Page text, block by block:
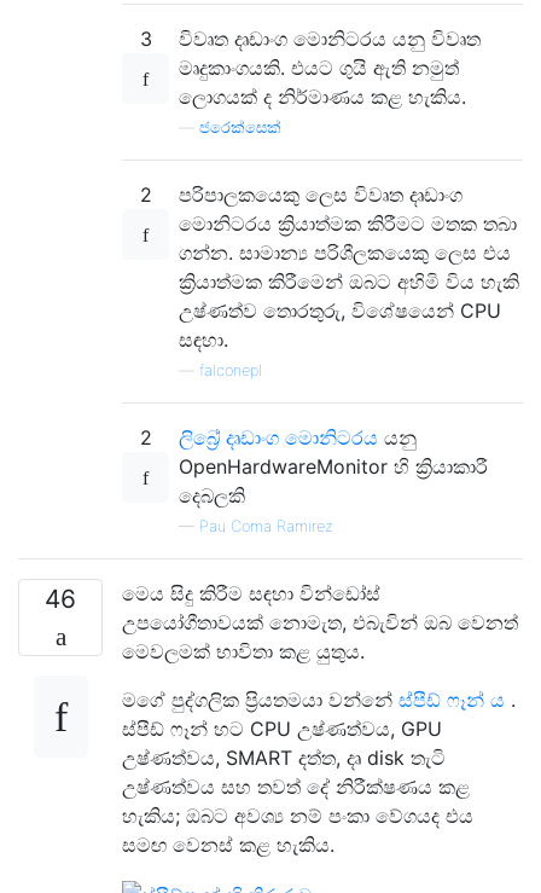
3
විවෘත දෘඩාංග මොනිටරය යනු විවෘත
මෘදුකාංගයකි. එයට ගුයි ඇති නමුත්
ලොගයක් ද නිර්මාණය කළ හැකිය.
ජරෙක්සෙක්
2
පරිපාලකයෙකු ලෙස විවෘත දෘඩාංග
මොනිටරය ක්‍රියාත්මක කිරීමට මතක තබා
ගන්න. සාමාන්‍ය පරිශීලකයෙකු ලෙස එය
ක්‍රියාත්මක කිරීමෙන් ඔබට අහිමි විය හැකි
උෂ්ණත්ව තොරතුරු, විශේෂයෙන් CPU
සඳහා.
falconepl
2 ලිබ්‍රේ දෘඩාංග මොනිටරය යනු
OpenHardwareMonitor හි ක්‍රියාකාරී
දෙබලකි
— Pau Coma Ramirez
46
මෙය සිදු කිරීම සඳහා වින්ඩෝස්
උපයෝගීතාවයක් නොමැත, එබැවින් ඔබ වෙනත්
මෙවලමක් භාවිතා කළ යුතුය.
මගේ පුද්ගලික ප්‍රියතමයා වන්නේ ස්පීඩ් ෆෑන් ය .
ස්පීඩ් ෆෑන් හට CPU උෂ්ණත්වය, GPU
උෂ්ණත්වය, SMART දත්ත, දෘ disk තැටි
උෂ්ණත්වය සහ තවත් දේ නිරීක්ෂණය කළ
හැකිය; ඔබට අවශ්‍ය නම් පංකා වේගයද එය
සමඟ වෙනස් කළ හැකිය.